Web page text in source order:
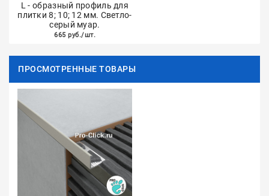
L - образный профиль для
плитки 8; 10; 12 мм. Светло-
серый муар.
665 руб./шт.
ПРОСМОТРЕННЫЕ ТОВАРЫ